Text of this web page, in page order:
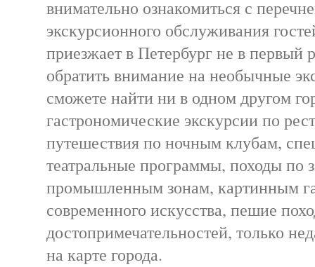
внимательно ознакомиться с
экскурсионного обслуживания
приезжает в Петербург не в первый
обратить внимание на необычные
сможете найти ни в одном другом
гастрономические экскурсии по
путешествия по ночным клубам,
театральные программы, походы по
промышленным зонам, картинным
современного искусства, пешие
достопримечательностей, только
на карте города.